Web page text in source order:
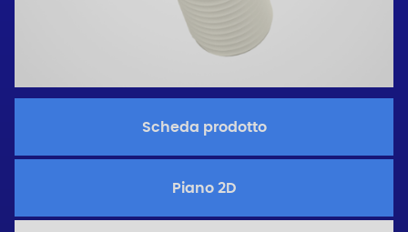
Scheda prodotto
Piano 2D